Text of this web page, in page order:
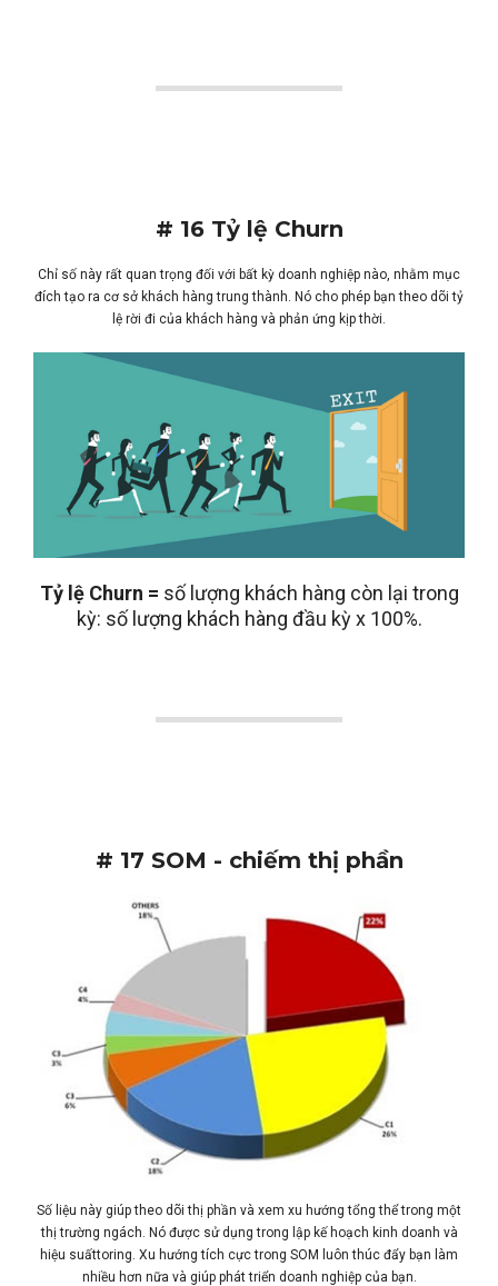
# 16 Tỷ lệ Churn
Chỉ số này rất quan trọng đối với bất kỳ doanh nghiệp nào, nhằm mục
đích tạo ra cơ sở khách hàng trung thành. Nó cho phép bạn theo dõi tỷ
lệ rời đi của khách hàng và phản ứng kịp thời.
Tỷ lệ Churn = số lượng khách hàng còn lại trong
kỳ: số lượng khách hàng đầu kỳ x 100%.
# 17 SOM - chiếm thị phần
Số liệu này giúp theo dõi thị phần và xem xu hướng tổng thể trong một
thị trường ngách. Nó được sử dụng trong lập kế hoạch kinh doanh và
hiệu suấttoring. Xu hướng tích cực trong SOM luôn thúc đẩy bạn làm
nhiều hơn nữa và giúp phát triển doanh nghiệp của bạn.